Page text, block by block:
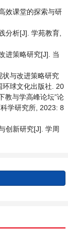
效课堂的探索与研
分析[J]. 学苑教育,
进策略研究[J]. 当
与改进策略研究
环球文化出版社. 20
教与学高峰论坛”论
学研究所, 2023: 8
创新研究[J]. 学周